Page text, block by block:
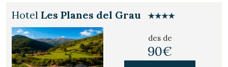
Hotel Les Planes del Grau
des de
90€
Guardar configuració